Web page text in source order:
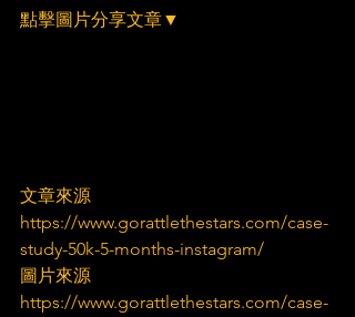
點擊圖片分享文章▼
文章來源
https://www.gorattlethestars.com/case-
study-50k-5-months-instagram/
圖片來源
https://www.gorattlethestars.com/case-